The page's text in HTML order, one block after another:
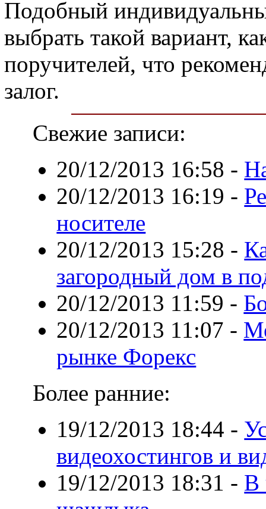
Подобный
выбрать такой вариант,
поручителей, что
залог.
Свежие записи:
20/12/2013 16:58 -
20/12/2013 16:19 -
носителе
20/12/2013 15:28 -
загородный дом в
20/12/2013 11:59 -
20/12/2013 11:07 -
рынке Форекс
Более ранние:
19/12/2013 18:44 -
видеохостингов и
19/12/2013 18:31 - В